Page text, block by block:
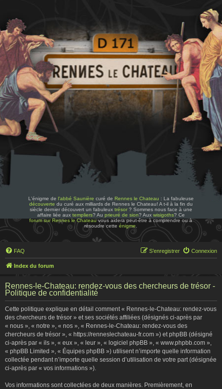
L'énigme de l'abbé Saunière curé de Rennes le Chateau : La fabuleuse
découverte du curé aux milliards de Rennes le Chateau! A t-il à la fin du
siècle dernier découvert un fabuleux trésor? Sommes nous face à une
affaire liée aux templiers? Au prieuré de sion? Aux wisigoths? Ce
forum sur Rennes le Chateauvous aidera peut-être à comprendre ou à
résoudre cetteénigme
FAQ Connexion
S’enregistrer
Index du forum
Rennes-le-Chateau: rendez-vous des chercheurs de trésor -
Politique de confidentialité
Cette politique explique en détail comment « Rennes-le-Chateau: rendez-vous
des chercheurs de trésor » et ses sociétés affiliées (désignés ci-après par
« nous », « notre », « nos », « Rennes-le-Chateau: rendez-vous des
chercheurs de trésor », « https://renneslechateau-fr.com ») et phpBB (désigné
ci-après par « ils », « eux », « leur », « logiciel phpBB », « www.phpbb.com »,
« phpBB Limited », « Équipes phpBB ») utilisent n’importe quelle information
collectée pendant n’importe quelle session d’utilisation de votre part (désignée
ci-après par « vos informations »).
Vos informations sont collectées de deux manières. Premièrement, en